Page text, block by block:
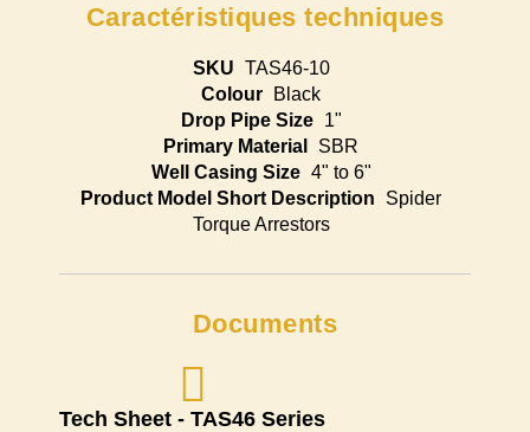
Caractéristiques techniques
SKU TAS46-10
Colour
Black
Drop Pipe Size
1"
Primary Material
SBR
Well Casing Size 4" to 6"
Product Model Short Description
Spider
Torque Arrestors
Documents
Tech Sheet - TAS46 Series